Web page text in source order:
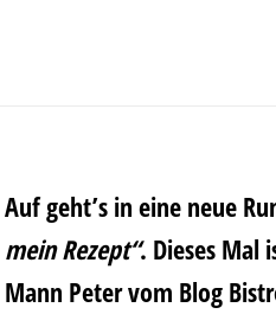
Auf geht’s in eine neue
mein Rezept“. Dieses Mal
Mann Peter vom Blog